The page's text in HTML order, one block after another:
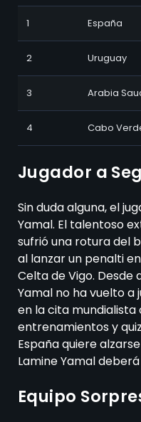
1 España
2 Uruguay
3 Arabia
4 Cabo
Jugador a
Sin duda alguna, el
Yamal. El talentoso
sufrió una rotura del
al lanzar un penalti
Celta de Vigo. Desde
Yamal no ha vuelto a
en la cita mundialista
entrenamientos y
España quiere
Lamine Yamal
Equipo